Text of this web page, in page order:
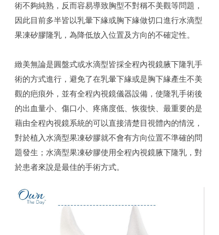
術不夠純熟，反而容易導致胸型不對稱不美觀等問題，
因此目前多半皆以乳暈下緣或胸下緣做切口進行水滴型
果凍矽膠隆乳，為降低放入位置及方向的不確定性。
緻美無論是圓盤式或水滴型皆採全程內視鏡腋下隆乳手
術的方式進行，避免了在乳暈下緣或是胸下緣產生不美
觀的疤痕外，並有全程內視鏡儀器設備，使隆乳手術後
的出血量小、傷口小、疼痛度低、恢復快、最重要的是
藉由全程內視鏡系統的可以直接清楚目視體內的情況，
對於植入水滴型果凍矽膠就不會有方向位置不準確的問
題發生；水滴型果凍矽膠使用全程內視鏡腋下隆乳，對
於患者來說是最佳的手術方式。